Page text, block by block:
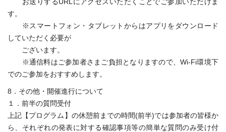
す。
※スマートフォン・タブレットからはアプリをダウンロード
していただく必要が
ございます。
※通信料はご参加者さまご負担となりますので、Wi-Fi環境下
でのご参加をおすすめします。
8．その他・開催進行について
１．前半の質問受付
上記【プログラム】の休憩前までの時間(前半)では参加者の皆様か
ら、それぞれの発表に対する確認事項等の簡単な質問のみ受け付